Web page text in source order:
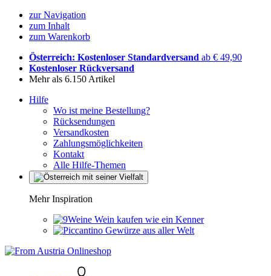
zur Navigation
zum Inhalt
zum Warenkorb
Österreich: Kostenloser Standardversand ab € 49,90
Kostenloser Rückversand
Mehr als 6.150 Artikel
Hilfe
Wo ist meine Bestellung?
Rücksendungen
Versandkosten
Zahlungsmöglichkeiten
Kontakt
Alle Hilfe-Themen
Mehr Inspiration
Wein kaufen wie ein Kenner
Gewürze aus aller Welt